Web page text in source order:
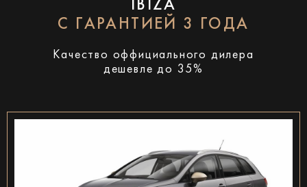
IBIZA
С ГАРАНТИЕЙ 3 ГОДА
Качество оффициального дилера
дешевле до 35%